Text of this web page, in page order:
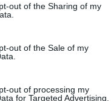
out of the Sharing of my
out of the Sale of my
out of processing my
for Targeted Advertising.
(Târziu)